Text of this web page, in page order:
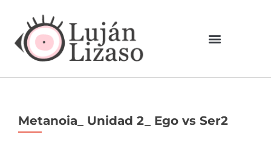
Metanoia_ Unidad 2_ Ego vs Ser2